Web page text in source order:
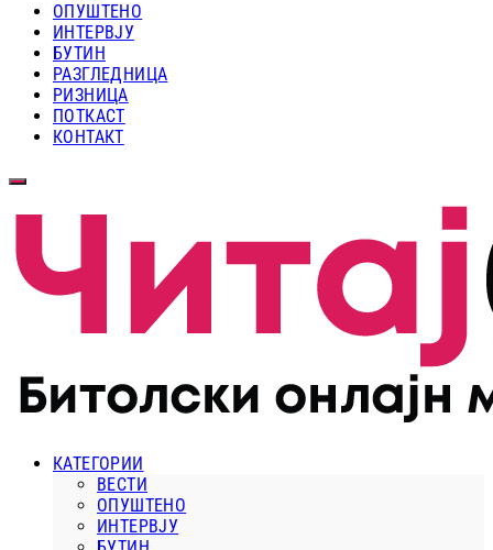
ОПУШТЕНО
ИНТЕРВЈУ
БУТИН
РАЗГЛЕДНИЦА
РИЗНИЦА
ПОТКАСТ
КОНТАКТ
КАТЕГОРИИ
ВЕСТИ
ОПУШТЕНО
ИНТЕРВЈУ